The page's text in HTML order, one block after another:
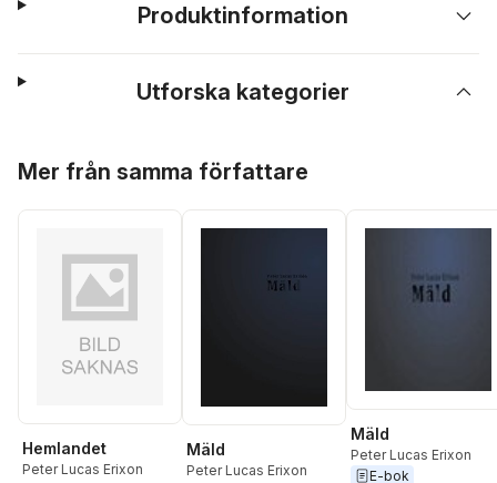
Produktinformation
Utforska kategorier
Mer från samma författare
Hemlandet
Peter Lucas Erixon
Mäld
Peter Lucas Erixon
Mäld
Peter Lucas Erixon
E-bok